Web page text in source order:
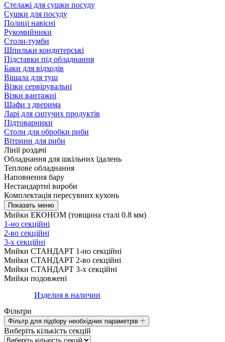
Стелажі для сушки посуду
Сушки для посуду
Полиці навісні
Рукомийники
Столи-тумби
Шпильки кондитерські
Підставки під обладнання
Баки для відходів
Вішала для туш
Візки сервірувальні
Візки вантажні
Шафи з дверима
Ларі для сипучих продуктів
Підтоварники
Столи для обробки риби
Вітрини для риби
Лінії роздачі
Обладнання для шкільних їдалень
Теплове обладнання
Наповнення бару
Нестандартні вироби
Комплектація пересувних кухонь
Мийки ЕКОНОМ (товщина сталі 0.8 мм)
1-но секційні
2-во секційні
3-х секційні
Мийки СТАНДАРТ 1-но секційні
Мийки СТАНДАРТ 2-во секційні
Мийки СТАНДАРТ 3-х секційні
Мийки подовжені
Изделия в наличии
Фільтри
Фільтр для підбору необхідних параметрів
Виберіть кількість секцій